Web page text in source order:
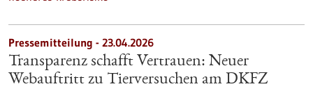
Pressemitteilung - 23.04.2026
Transparenz schafft Vertrauen: Neuer
Webauftritt zu Tierversuchen am DKFZ